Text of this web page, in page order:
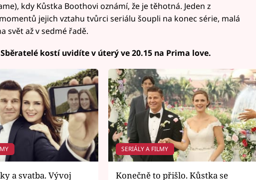
kdy Kůstka Boothovi oznámí, že je těhotná. Jeden z
jejich vztahu tvůrci seriálu šoupli na konec série, malá
svět až v sedmé řadě.
kostí uvidíte v úterý ve 20.15 na Prima love.
a svatba. Vývoj
SERIÁLY A FILMY
Konečně to přišlo. Kůstka se